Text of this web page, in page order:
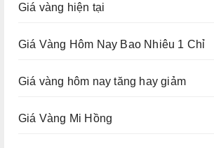
Giá vàng hiện tại
Giá Vàng Hôm Nay Bao Nhiêu 1 Chỉ
Giá vàng hôm nay tăng hay giảm
Giá Vàng Mi Hồng